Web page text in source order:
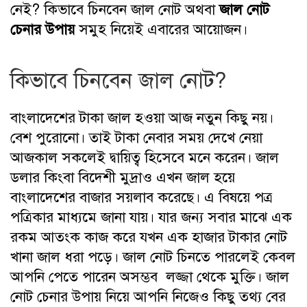
নেই? কিভাবে চিনবেন জাল নোট অথবাজাল নোট
চেনার উপায়সমুহ নিয়েই এবারের আয়োজন।
কিভাবে চিনবেন জাল নোট?
বাংলাদেশের টাকা জাল হওয়া আজ নতুন কিছু নয়।
বেশ পুরোনো। তাই টাকা নেবার সময় দেখে নেয়া
আজকাল সকলেই দ্বায়িত্ব হিসেবে মনে করেন। জাল
ডলার কিংবা বিদেশী মুদ্রাও এখন জাল হয়ে
বাংলাদেশের বাজার সয়লাব করেছে। এ বিষয়ে পত্র
পত্রিকার মাধ্যমে জানা যায়। যার জন্য সবার মাঝে এক
রকম আতংক কাজ করে যখন এক হাজার টাকার নোট
খানা জাল ধরা পড়ে। জাল নোট চিনতে পারলেই কেবল
আপনি পেতে পারেন অসম্ভব লজ্জা থেকে মুক্তি। জাল
নোট চেনার উপায় নিয়ে আপনি নিজেও কিছু তথ্য বের